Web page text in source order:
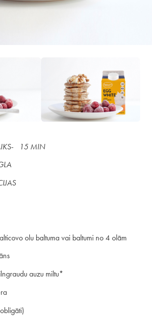
15 MIN
olu baltuma vai baltumi no 4 olām
auzu miltu*